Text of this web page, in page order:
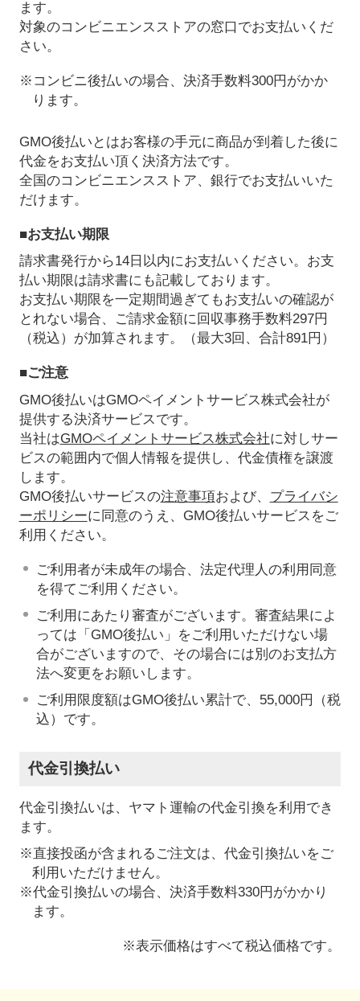
ます。
対象のコンビニエンスストアの窓口でお支払いくだ
さい。
※コンビニ後払いの場合、決済手数料300円がかか
ります。
GMO後払いとはお客様の手元に商品が到着した後に
代金をお支払い頂く決済方法です。
全国のコンビニエンスストア、銀行でお支払いいた
だけます。
■お支払い期限
請求書発行から14日以内にお支払いください。お支
払い期限は請求書にも記載しております。
お支払い期限を一定期間過ぎてもお支払いの確認が
とれない場合、ご請求金額に回収事務手数料297円
（税込）が加算されます。（最大3回、合計891円）
■ご注意
GMO後払いはGMOペイメントサービス株式会社が
提供する決済サービスです。
当社はGMOペイメントサービス株式会社に対しサー
ビスの範囲内で個人情報を提供し、代金債権を譲渡
します。
GMO後払いサービスの注意事項および、 プライバシ
ーポリシーに同意のうえ、GMO後払いサービスをご
利用ください。
ご利用者が未成年の場合、法定代理人の利用同意
を得てご利用ください。
ご利用にあたり審査がございます。審査結果によ
っては「GMO後払い」をご利用いただけない場
合がございますので、その場合には別のお支払方
法へ変更をお願いします。
ご利用限度額はGMO後払い累計で、55,000円（税
込）です。
代金引換払い
代金引換払いは、ヤマト運輸の代金引換を利用でき
ます。
※直接投函が含まれるご注文は、代金引換払いをご
利用いただけません。
※代金引換払いの場合、決済手数料330円がかかり
ます。
※表示価格はすべて税込価格です。